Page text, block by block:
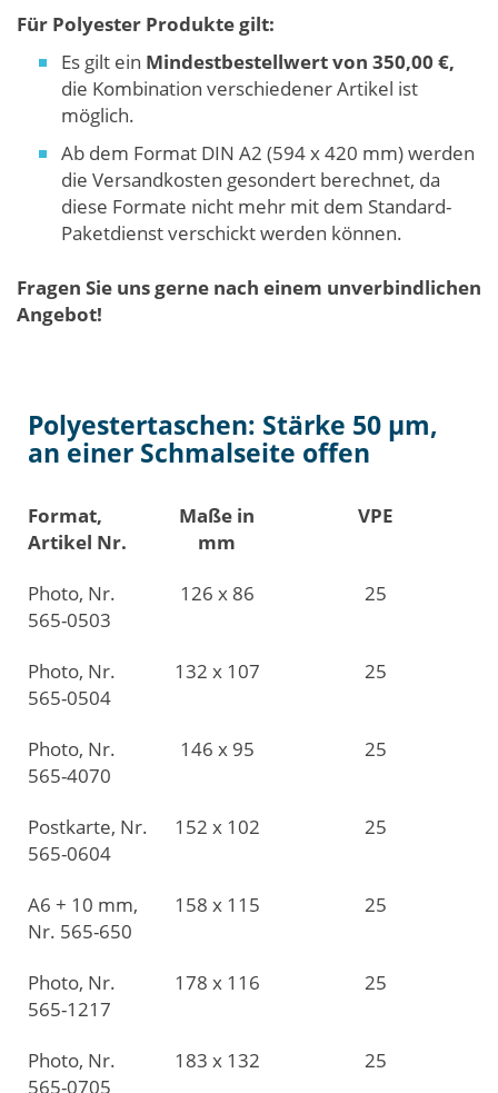
Für Polyester Produkte gilt:
Es gilt ein Mindestbestellwert von 350,00 €,
die Kombination verschiedener Artikel ist
möglich.
Ab dem Format DIN A2 (594 x 420 mm) werden
die Versandkosten gesondert berechnet, da
diese Formate nicht mehr mit dem Standard-
Paketdienst verschickt werden können.
Fragen Sie uns gerne nach einem unverbindlichen
Angebot!
Polyestertaschen: Stärke 50 µm,
an einer Schmalseite offen
Format,
Artikel Nr.
Maße in
mm
VPE
Photo, Nr.
565-0503
126 x 86 25
Photo, Nr.
565-0504
132 x 107 25
Photo, Nr.
565-4070
146 x 95 25
Postkarte, Nr.
565-0604
152 x 102 25
A6 + 10 mm,
Nr. 565-650
158 x 115 25
Photo, Nr.
565-1217
178 x 116 25
Photo, Nr.
565-0705
183 x 132 25